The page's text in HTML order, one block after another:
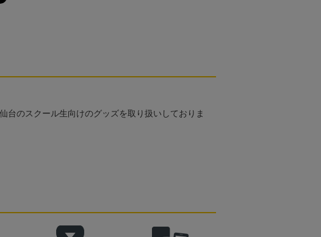
台のスクール生向けのグッズを取り扱いしておりま